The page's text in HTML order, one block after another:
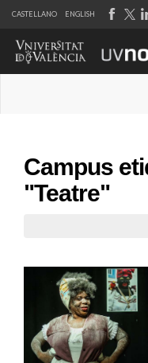
CASTELLANO ENGLISH
Campus
"Teatre"